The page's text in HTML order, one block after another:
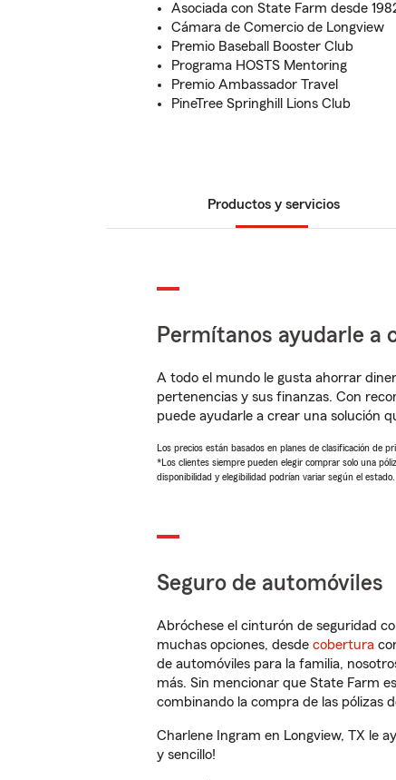
Asociada con State Farm desde
Cámara de Comercio de Longview
Premio Baseball Booster Club
Programa HOSTS Mentoring
Premio Ambassador Travel
PineTree Springhill Lions Club
Productos y servicios
Permítanos ayudarle a
A todo el mundo le gusta ahorrar
pertenencias y sus finanzas. Con
puede ayudarle a crear una solución
Los precios están basados en planes de clasificación de
*Los clientes siempre pueden elegir comprar solo una
disponibilidad y elegibilidad podrían variar según el estado.
Seguro de automóviles
Abróchese el cinturón de seguridad
muchas opciones, desde cobertura
de automóviles para la familia,
más. Sin mencionar que State Farm
combinando la compra de las pólizas
Charlene Ingram en Longview, TX le
y sencillo!